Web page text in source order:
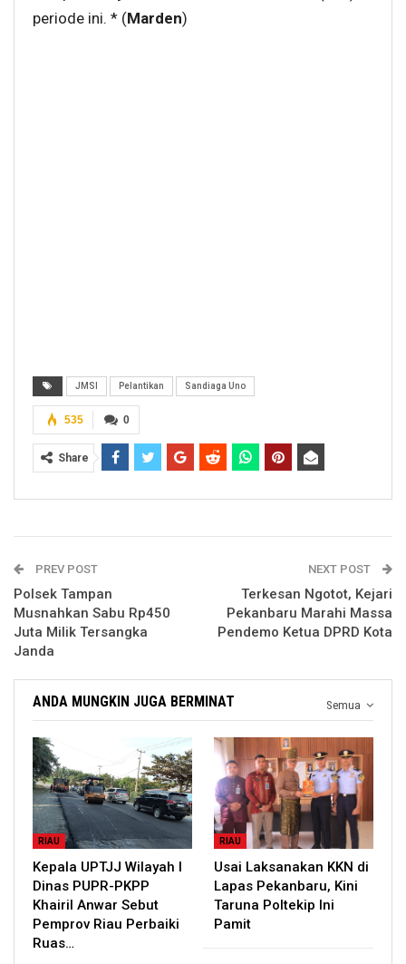
periode ini. * (Marden)
JMSI Pelantikan Sandiaga Uno
0
535
Share
PREV POST
Polsek Tampan
Musnahkan Sabu Rp450
Juta Milik Tersangka
Janda
NEXT POST
Terkesan Ngotot, Kejari
Pekanbaru Marahi Massa
Pendemo Ketua DPRD Kota
Semua
ANDA MUNGKIN JUGA BERMINAT
RIAU
Kepala UPTJJ Wilayah I
Dinas PUPR-PKPP
Khairil Anwar Sebut
Pemprov Riau Perbaiki
Ruas…
RIAU
Usai Laksanakan KKN di
Lapas Pekanbaru, Kini
Taruna Poltekip Ini
Pamit